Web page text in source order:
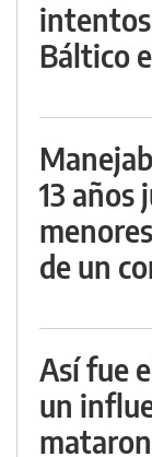
Báltico
13 años
de un
Así fue
un